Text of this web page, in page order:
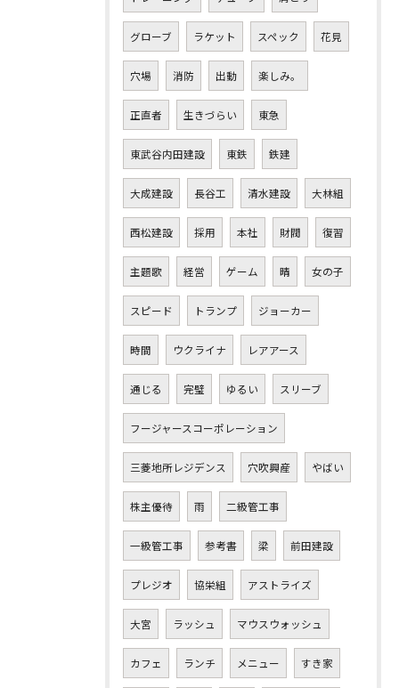
グローブ ラケット スペック 花見
穴場 消防 出動 楽しみ。
正直者 生きづらい 東急
東武谷内田建設 東鉄 鉄建
大成建設 長谷工 清水建設 大林組
西松建設 採用 本社 財閥 復習
主題歌 経営 ゲーム 晴 女の子
スピード トランプ ジョーカー
時間 ウクライナ レアアース
通じる 完璧 ゆるい スリーブ
フージャースコーポレーション
三菱地所レジデンス 穴吹興産 やばい
株主優待 雨 二級管工事
一級管工事 参考書 梁 前田建設
プレジオ 協栄組 アストライズ
大宮 ラッシュ マウスウォッシュ
カフェ ランチ メニュー すき家